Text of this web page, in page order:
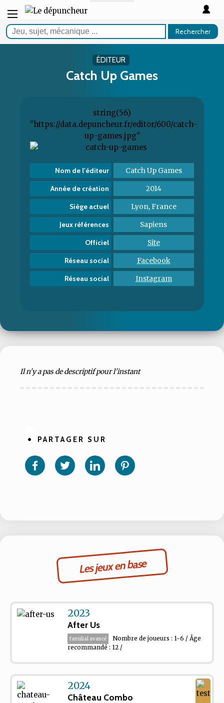
Rechercher
ÉDITEUR
Catch Up Games
string(56)
"https://data.depuncheur.fr/editor/600/catch-
up-games.jpg"
Nom de l'éditeur Catch Up Games
Année de création 2014
Siège actuel Lyon, France
Jeux références Sapiens
Officiel Site
Réseau social Facebook
Réseau social Instagram
Il n'y a pas de descriptif pour l'instant
PARTAGER SUR
Partager
sur
Partager
sur sur
Les jeux en base
2023
After Us
familial avancé
Nombre de joueurs : 1-6 / Âge
recommandé : 12 /
2024
Château Combo